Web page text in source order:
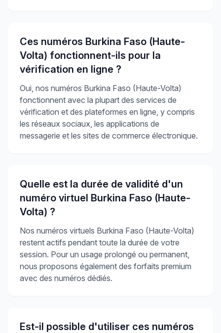
Ces numéros Burkina Faso (Haute-
Volta) fonctionnent-ils pour la
vérification en ligne ?
Oui, nos numéros Burkina Faso (Haute-Volta)
fonctionnent avec la plupart des services de
vérification et des plateformes en ligne, y compris
les réseaux sociaux, les applications de
messagerie et les sites de commerce électronique.
Quelle est la durée de validité d'un
numéro virtuel Burkina Faso (Haute-
Volta) ?
Nos numéros virtuels Burkina Faso (Haute-Volta)
restent actifs pendant toute la durée de votre
session. Pour un usage prolongé ou permanent,
nous proposons également des forfaits premium
avec des numéros dédiés.
Est-il possible d'utiliser ces numéros